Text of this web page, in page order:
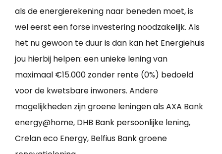
als de energierekening naar beneden moet, is
wel eerst een forse investering noodzakelijk. Als
het nu gewoon te duur is dan kan het Energiehuis
jou hierbij helpen: een unieke lening van
maximaal €15.000 zonder rente (0%) bedoeld
voor de kwetsbare inwoners. Andere
mogelijkheden zijn groene leningen als AXA Bank
energy@home, DHB Bank persoonlijke lening,
Crelan eco Energy, Belfius Bank groene